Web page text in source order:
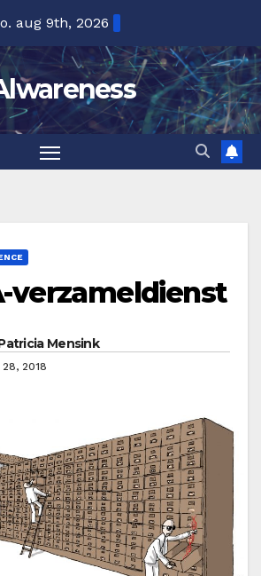
aug 9th, 2026
verzameldienst
Mensink
28, 2018